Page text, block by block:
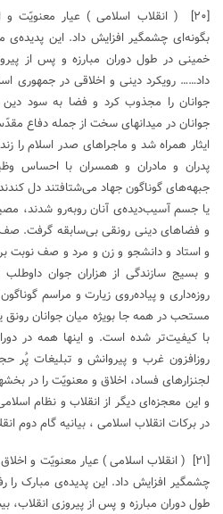
[۲۰]
( انقلاب اسلامی ) عیار معنویّت
بگونه‌ای چشمگیر افزایش داد. این
خمینی در طول دوران مبارزه و پس ‌از
داد…… رویکرد دینی و اخلاقی در جمهوری
جوانان را مجذوب کرد و فضا به سود
جوانان در میدانهای سخت از جمله دفاع
ایثار همراه شد و ماجراهای صدر اسلام را
پدران و مادران و همسران با احساس
جبهه‌های گوناگون جهاد می‌شتافتند دل
یا جسم آسیب‌دیده‌ی آنان روبه‌رو شدند،
و فضاهای دینی رونقی بی‌سابقه گرفت. صف
و استاد و دانشجو و زن و مرد و صف نوبت
و بسیج سازندگی از هزاران جوان
روزه‌داری و پیاده‌روی زیارت و مراسم
مستحب در همه جا بویژه میان جوانان رونق
با کیفیت‌تر شده است. و اینها همه در
روزافزون غرب و پیروانش و تبلیغات پُر
لجنزارهای فساد، اخلاق و معنویّت را در
و این معجزه‌ای دیگر از انقلاب و نظام
در برکات انقلاب اسلامی ، بیانیه گام دوم
[۲۱]
( انقلاب اسلامی ) عیار معنویّت و
چشمگیر افزایش داد. این پدیده‌ی مبارک
طول دوران مبارزه و پس ‌از پیروزی انقلاب،